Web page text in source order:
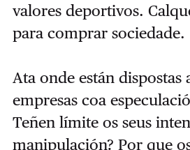
valores deportivos.
para comprar sociedade.
Ata onde están dispostas
empresas coa
Teñen límite os seus
manipulación? Por que